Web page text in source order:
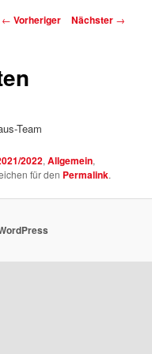
Beitragsnavigation
← Vorheriger Nächster →
Team
2022,Allgemein,
für den Permalink.